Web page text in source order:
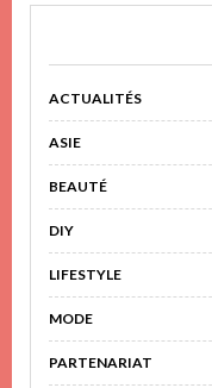
ACTUALITÉS
ASIE
BEAUTÉ
DIY
LIFESTYLE
MODE
PARTENARIAT